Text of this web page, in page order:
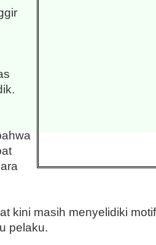
kini masih menyelidiki
pelaku.